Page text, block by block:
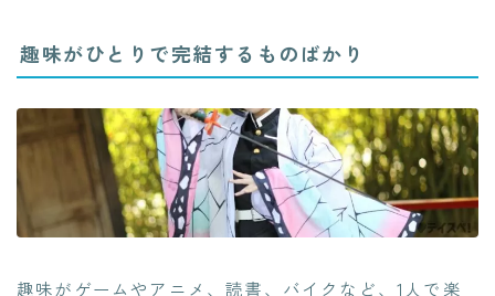
趣味がひとりで完結するものばかり
趣味がゲームやアニメ、読書、バイクなど、1人で楽